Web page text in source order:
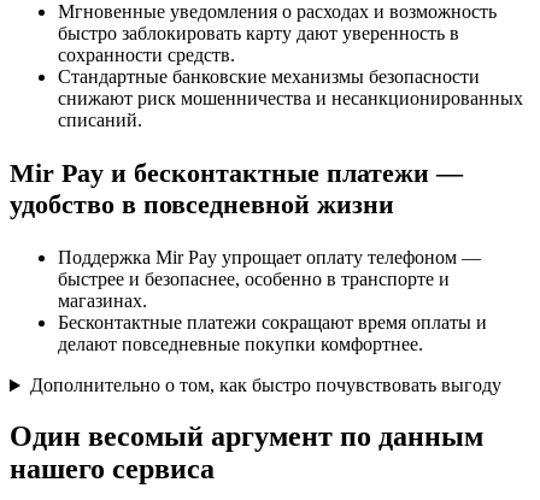
Мгновенные уведомления о расходах и возможность
быстро заблокировать карту дают уверенность в
сохранности средств.
Стандартные банковские механизмы безопасности
снижают риск мошенничества и несанкционированных
списаний.
Mir Pay и бесконтактные платежи —
удобство в повседневной жизни
Поддержка Mir Pay упрощает оплату телефоном —
быстрее и безопаснее, особенно в транспорте и
магазинах.
Бесконтактные платежи сокращают время оплаты и
делают повседневные покупки комфортнее.
Дополнительно о том, как быстро почувствовать выгоду
Один весомый аргумент по данным
нашего сервиса